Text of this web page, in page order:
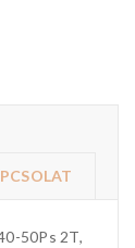
50Ps 2T,